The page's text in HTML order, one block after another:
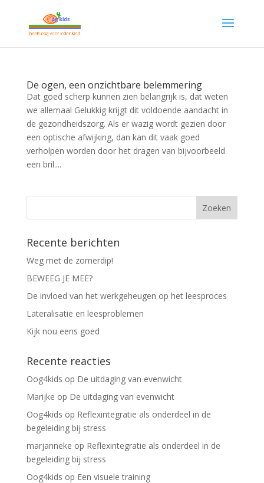
De ogen, een onzichtbare belemmering
Dat goed scherp kunnen zien belangrijk is, dat weten
we allemaal Gelukkig krijgt dit voldoende aandacht in
de gezondheidszorg. Als er wazig wordt gezien door
een optische afwijking, dan kan dit vaak goed
verholpen worden door het dragen van bijvoorbeeld
een bril....
Recente berichten
Weg met de zomerdip!
BEWEEG JE MEE?
De invloed van het werkgeheugen op het leesproces
Lateralisatie en leesproblemen
Kijk nou eens goed
Recente reacties
Oog4kids op De uitdaging van evenwicht
Marijke op De uitdaging van evenwicht
Oog4kids op Reflexintegratie als onderdeel in de
begeleiding bij stress
marjanneke op Reflexintegratie als onderdeel in de
begeleiding bij stress
Oog4kids op Een visuele training